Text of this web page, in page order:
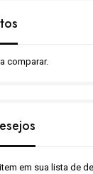
comparar.
em sua lista de